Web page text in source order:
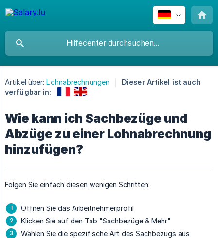
Artikel über: Lohnabrechnungen
Dieser Artikel ist auch
verfügbar in:
Wie kann ich Sachbezüge und
Abzüge zu einer Lohnabrechnung
hinzufügen?
Folgen Sie einfach diesen wenigen Schritten:
Öffnen Sie das Arbeitnehmerprofil
Klicken Sie auf den Tab "Sachbezüge & Mehr"
Wählen Sie die spezifische Art des Sachbezugs aus